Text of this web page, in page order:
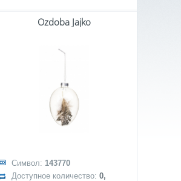
Ozdoba Jajko
Символ: 143770
Доступное количество: 0,